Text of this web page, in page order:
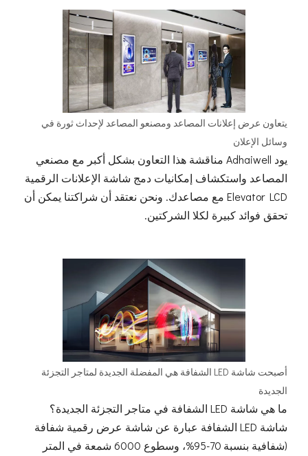
يتعاون عرض إعلانات المصاعد ومصنعو المصاعد لإحداث ثورة في
وسائل الإعلان
يود Adhaiwell مناقشة هذا التعاون بشكل أكبر مع مصنعي
المصاعد واستكشاف إمكانيات دمج شاشة الإعلانات الرقمية
Elevator LCD مع مصاعدك. ونحن نعتقد أن شراكتنا يمكن أن
تحقق فوائد كبيرة لكلا الشركتين.
أصبحت شاشة LED الشفافة هي المفضلة الجديدة لمتاجر التجزئة
الجديدة
ما هي شاشة LED الشفافة في متاجر التجزئة الجديدة؟
شاشة LED الشفافة عبارة عن شاشة عرض رقمية شفافة
(شفافية بنسبة 70-95%، وسطوع 6000 شمعة في المتر